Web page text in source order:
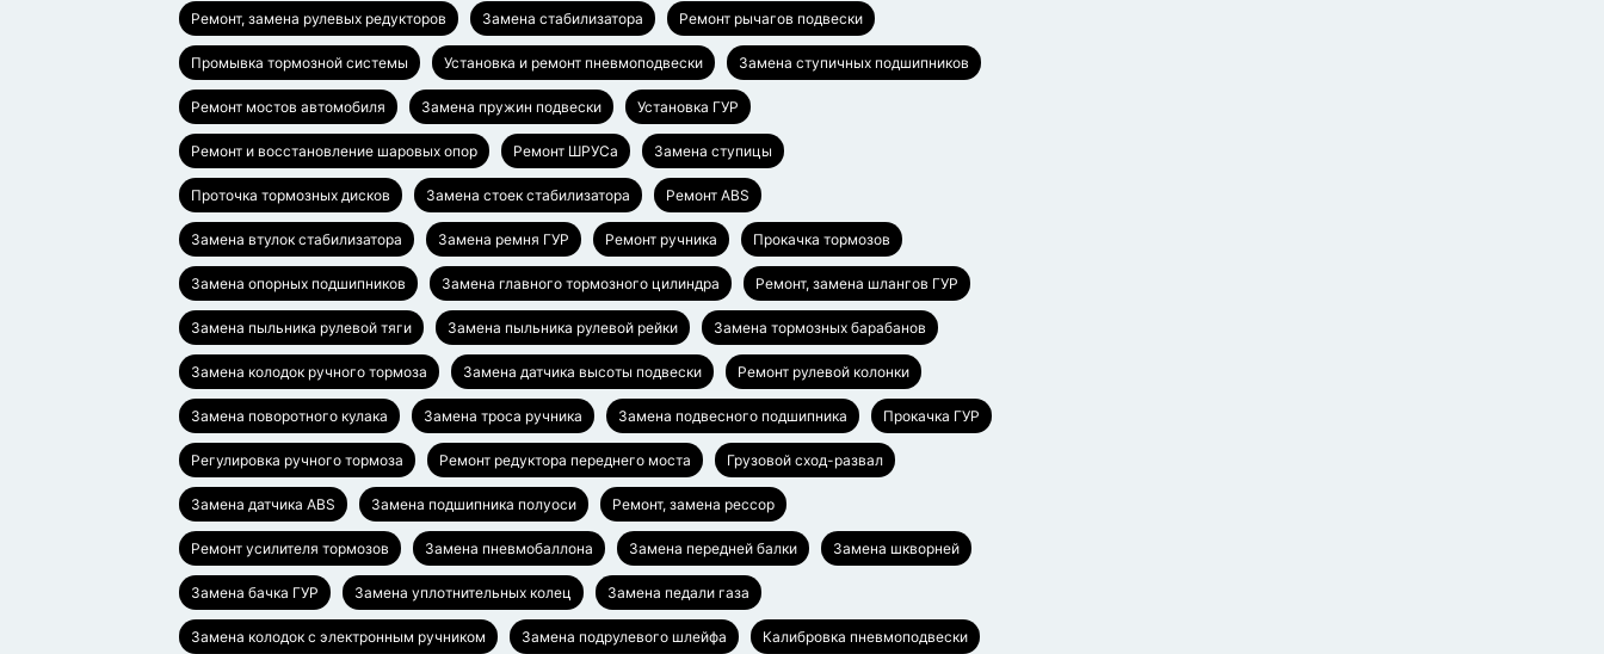
Ремонт, замена рулевых редукторов Замена стабилизатора Ремонт рычагов подвески
Промывка тормозной системы Установка и ремонт пневмоподвески Замена ступичных подшипников
Ремонт мостов автомобиля Замена пружин подвески Установка ГУР
Ремонт и восстановление шаровых опор Ремонт ШРУСа Замена ступицы
Проточка тормозных дисков Замена стоек стабилизатора Ремонт ABS
Замена втулок стабилизатора Замена ремня ГУР Ремонт ручника Прокачка тормозов
Замена опорных подшипников Замена главного тормозного цилиндра Ремонт, замена шлангов ГУР
Замена пыльника рулевой тяги Замена пыльника рулевой рейки Замена тормозных барабанов
Замена колодок ручного тормоза Замена датчика высоты подвески Ремонт рулевой колонки
Замена поворотного кулака Замена троса ручника Замена подвесного подшипника Прокачка ГУР
Регулировка ручного тормоза Ремонт редуктора переднего моста Грузовой сход-развал
Замена датчика ABS Замена подшипника полуоси Ремонт, замена рессор
Ремонт усилителя тормозов Замена пневмобаллона Замена передней балки Замена шкворней
Замена бачка ГУР Замена уплотнительных колец Замена педали газа
Замена колодок с электронным ручником Замена подрулевого шлейфа Калибровка пневмоподвески